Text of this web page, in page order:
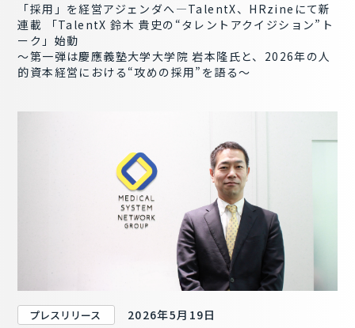
「採用」を経営アジェンダへ―TalentX、HRzineにて新
連載 「TalentX 鈴木 貴史の“タレントアクイジション”ト
ーク」始動
〜第一弾は慶應義塾大学大学院 岩本隆氏と、2026年の人
的資本経営における“攻めの採用”を語る～
プレスリリース
2026年5月19日